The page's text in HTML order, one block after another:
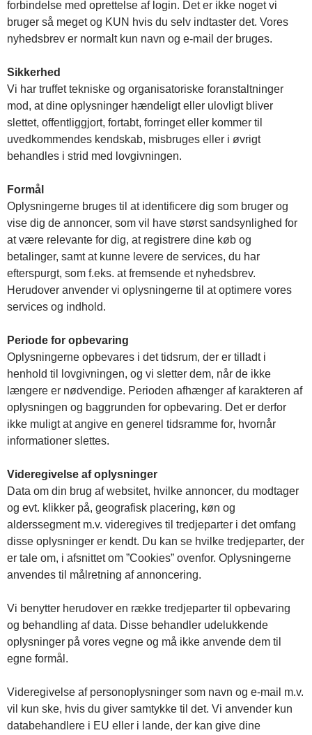
forbindelse med oprettelse af login. Det er ikke noget vi
bruger så meget og KUN hvis du selv indtaster det. Vores
nyhedsbrev er normalt kun navn og e-mail der bruges.
Sikkerhed
Vi har truffet tekniske og organisatoriske foranstaltninger
mod, at dine oplysninger hændeligt eller ulovligt bliver
slettet, offentliggjort, fortabt, forringet eller kommer til
uvedkommendes kendskab, misbruges eller i øvrigt
behandles i strid med lovgivningen.
Formål
Oplysningerne bruges til at identificere dig som bruger og
vise dig de annoncer, som vil have størst sandsynlighed for
at være relevante for dig, at registrere dine køb og
betalinger, samt at kunne levere de services, du har
efterspurgt, som f.eks. at fremsende et nyhedsbrev.
Herudover anvender vi oplysningerne til at optimere vores
services og indhold.
Periode for opbevaring
Oplysningerne opbevares i det tidsrum, der er tilladt i
henhold til lovgivningen, og vi sletter dem, når de ikke
længere er nødvendige. Perioden afhænger af karakteren af
oplysningen og baggrunden for opbevaring. Det er derfor
ikke muligt at angive en generel tidsramme for, hvornår
informationer slettes.
Videregivelse af oplysninger
Data om din brug af websitet, hvilke annoncer, du modtager
og evt. klikker på, geografisk placering, køn og
alderssegment m.v. videregives til tredjeparter i det omfang
disse oplysninger er kendt. Du kan se hvilke tredjeparter, der
er tale om, i afsnittet om ”Cookies” ovenfor. Oplysningerne
anvendes til målretning af annoncering.
Vi benytter herudover en række tredjeparter til opbevaring
og behandling af data. Disse behandler udelukkende
oplysninger på vores vegne og må ikke anvende dem til
egne formål.
Videregivelse af personoplysninger som navn og e-mail m.v.
vil kun ske, hvis du giver samtykke til det. Vi anvender kun
databehandlere i EU eller i lande, der kan give dine